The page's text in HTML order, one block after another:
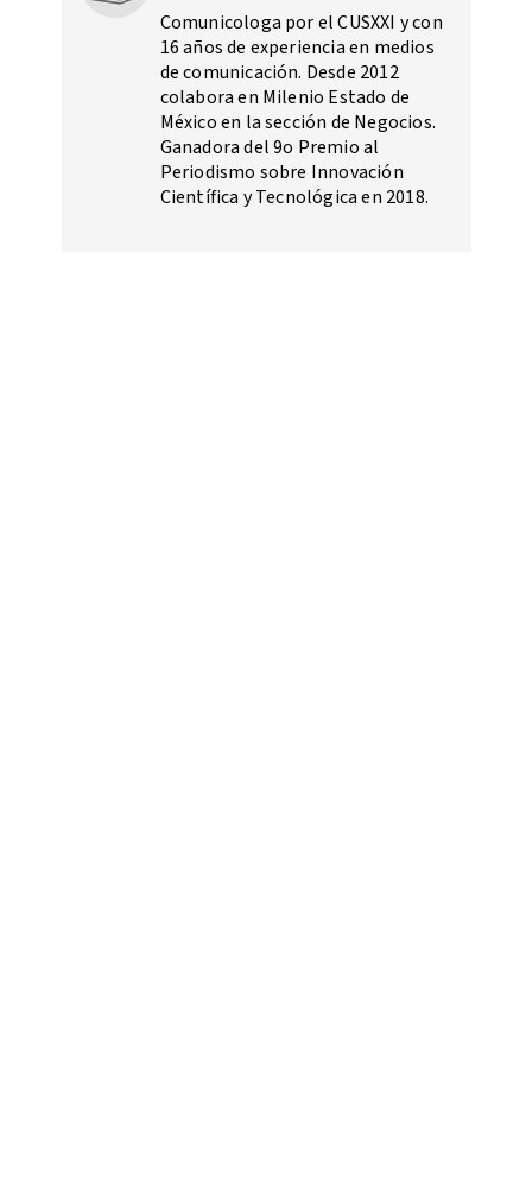
Comunicologa por el CUSXXI y con
16 años de experiencia en medios
de comunicación. Desde 2012
colabora en Milenio Estado de
México en la sección de Negocios.
Ganadora del 9o Premio al
Periodismo sobre Innovación
Científica y Tecnológica en 2018.